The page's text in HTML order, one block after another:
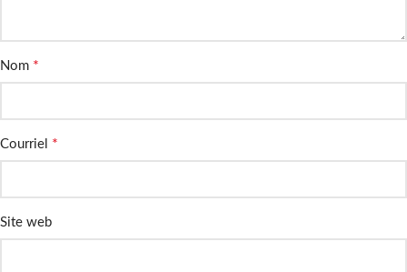
Nom *
Courriel *
Site web